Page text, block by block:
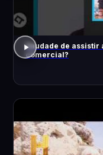
Saudade de assistir
comercial?